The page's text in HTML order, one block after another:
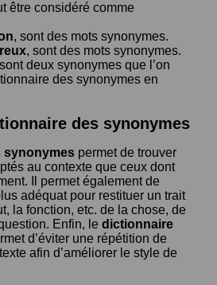
être considéré comme
, sont des mots synonymes.
, sont des mots synonymes.
sont deux synonymes que l’on
des synonymes en
des synonymes
synonymes permet de trouver
au contexte que ceux dont
Il permet également de
adéquat pour restituer un trait
la fonction, etc. de la chose, de
Enfin, le dictionnaire
d’éviter une répétition de
afin d’améliorer le style de